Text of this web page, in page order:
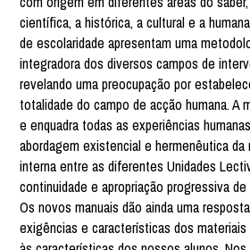
científica, a histórica, a cultural e a
de escolaridade apresentam uma
integradora dos diversos campos de
revelando uma preocupação por
totalidade do campo de acção humana. A
e enquadra todas as experiências
abordagem existencial e hermenêutica da
interna entre as diferentes Unidades
continuidade e apropriação progressiva
Os novos manuais dão ainda uma
exigências e características dos